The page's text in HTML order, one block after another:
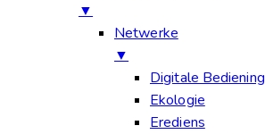
▼
Netwerke
▼
Digitale Bediening
Ekologie
Erediens